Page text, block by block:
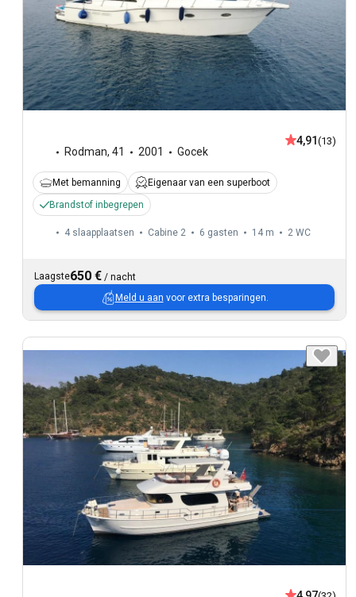
Rodman, 41 2001 Gocek
4,91 (13)
Met bemanning
Eigenaar van een superboot
Brandstof inbegrepen
4 slaapplaatsen Cabine 2 6 gasten 14 m 2 WC
Laagste650 € / nacht
Meld u aan voor extra besparingen.